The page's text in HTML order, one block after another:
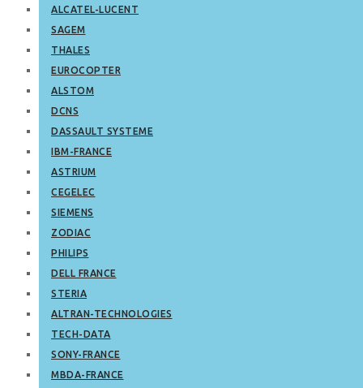
ALCATEL-LUCENT
SAGEM
THALES
EUROCOPTER
ALSTOM
DCNS
DASSAULT SYSTEME
IBM-FRANCE
ASTRIUM
CEGELEC
SIEMENS
ZODIAC
PHILIPS
DELL FRANCE
STERIA
ALTRAN-TECHNOLOGIES
TECH-DATA
SONY-FRANCE
MBDA-FRANCE